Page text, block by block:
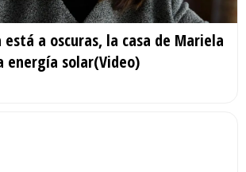
está a oscuras, la casa de Mariela
energía solar(Video)